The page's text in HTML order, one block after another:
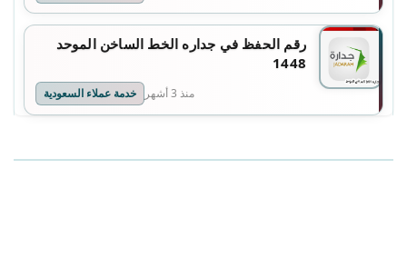
رقم الحفظ في جداره الخط الساخن الموحد
1448
منذ 3 أشهر خدمة عملاء السعودية